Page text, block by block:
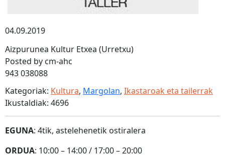
04.09.2019
Aizpurunea Kultur Etxea (Urretxu)
Posted by cm-ahc
943 038088
Kategoriak: Kultura, Margolan, Ikastaroak eta tailerrak
Ikustaldiak: 4696
EGUNA: 4tik, astelehenetik ostiralera
ORDUA: 10:00 – 14:00 / 17:00 – 20:00